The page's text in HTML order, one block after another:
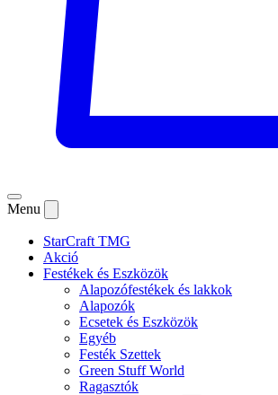
Menu
StarCraft TMG
Akció
Festékek és Eszközök
Alapozófestékek és lakkok
Alapozók
Ecsetek és Eszközök
Egyéb
Festék Szettek
Green Stuff World
Ragasztók